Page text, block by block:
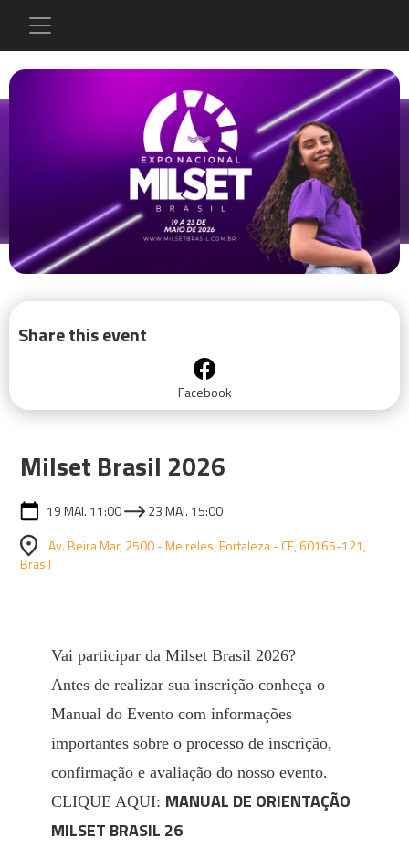
Share this event
Facebook
Milset Brasil 2026
19 MAI. 11:00
23 MAI. 15:00
Av. Beira Mar, 2500 - Meireles, Fortaleza - CE, 60165-121,
Brasil
Vai participar da Milset Brasil 2026?
Antes de realizar sua inscrição conheça o
Manual do Evento com informações
importantes sobre o processo de inscrição,
confirmação e avaliação do nosso evento.
CLIQUE AQUI: MANUAL DE ORIENTAÇÃO
MILSET BRASIL 26